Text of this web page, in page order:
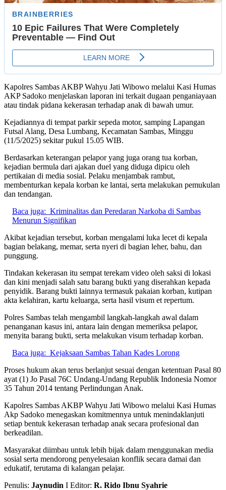
Kapolres Sambas AKBP Wahyu Jati Wibowo melalui Kasi Humas
AKP Sadoko menjelaskan laporan ini terkait dugaan penganiayaan
atau tindak pidana kekerasan terhadap anak di bawah umur.
Kejadiannya di tempat parkir sepeda motor, samping Lapangan
Futsal Alang, Desa Lumbang, Kecamatan Sambas, Minggu
(11/5/2025) sekitar pukul 15.05 WIB.
Berdasarkan keterangan pelapor yang juga orang tua korban,
kejadian bermula dari ajakan duel yang diduga dipicu oleh
pertikaian di media sosial. Pelaku menjambak rambut,
membenturkan kepala korban ke lantai, serta melakukan pemukulan
dan tendangan.
Baca juga: Kriminalitas dan Peredaran Narkoba di Sambas
Menurun Signifikan
Akibat kejadian tersebut, korban mengalami luka lecet di kepala
bagian belakang, memar, serta nyeri di bagian leher, bahu, dan
punggung.
Tindakan kekerasan itu sempat terekam video oleh saksi di lokasi
dan kini menjadi salah satu barang bukti yang diserahkan kepada
penyidik. Barang bukti lainnya termasuk pakaian korban, kutipan
akta kelahiran, kartu keluarga, serta hasil visum et repertum.
Polres Sambas telah mengambil langkah-langkah awal dalam
penanganan kasus ini, antara lain dengan memeriksa pelapor,
menyita barang bukti, serta melakukan visum terhadap korban.
Baca juga: Kejaksaan Sambas Tahan Kades Lorong
Proses hukum akan terus berlanjut sesuai dengan ketentuan Pasal 80
ayat (1) Jo Pasal 76C Undang-Undang Republik Indonesia Nomor
35 Tahun 2014 tentang Perlindungan Anak.
Kapolres Sambas AKBP Wahyu Jati Wibowo melalui Kasi Humas
Akp Sadoko menegaskan komitmennya untuk menindaklanjuti
setiap bentuk kekerasan terhadap anak secara profesional dan
berkeadilan.
Masyarakat diimbau untuk lebih bijak dalam menggunakan media
sosial serta mendorong penyelesaian konflik secara damai dan
edukatif, terutama di kalangan pelajar.
Penulis: Jaynudin I Editor: R. Rido Ibnu Syahrie